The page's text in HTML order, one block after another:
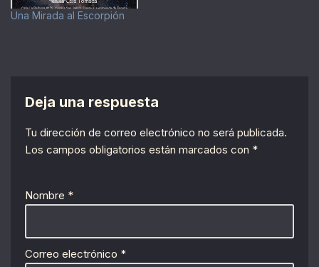
Una Mirada al Escorpión
Deja una respuesta
Tu dirección de correo electrónico no será publicada.
Los campos obligatorios están marcados con *
Nombre *
Correo electrónico *